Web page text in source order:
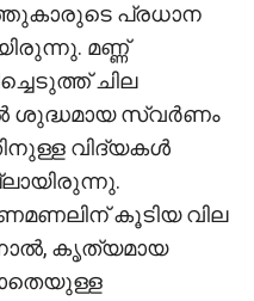
പ്രധാന
മണ്ണ്
ചില
ശുദ്ധമായ സ്വർണം
വിദ്യകൾ
കൂടിയ വില
കൃത്യമായ